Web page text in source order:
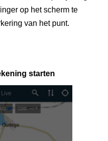
op het scherm te
van het punt.
starten